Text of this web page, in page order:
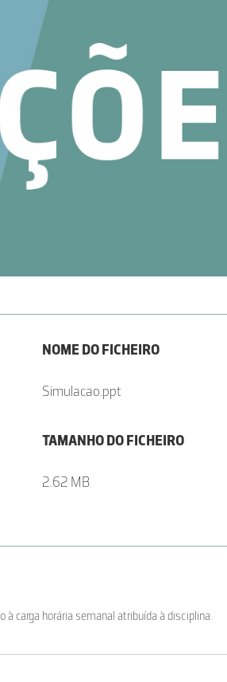
NOME DO FICHEIRO
Simulacao.ppt
TAMANHO DO FICHEIRO
2.62 MB
carga horária semanal atribuída à disciplina.